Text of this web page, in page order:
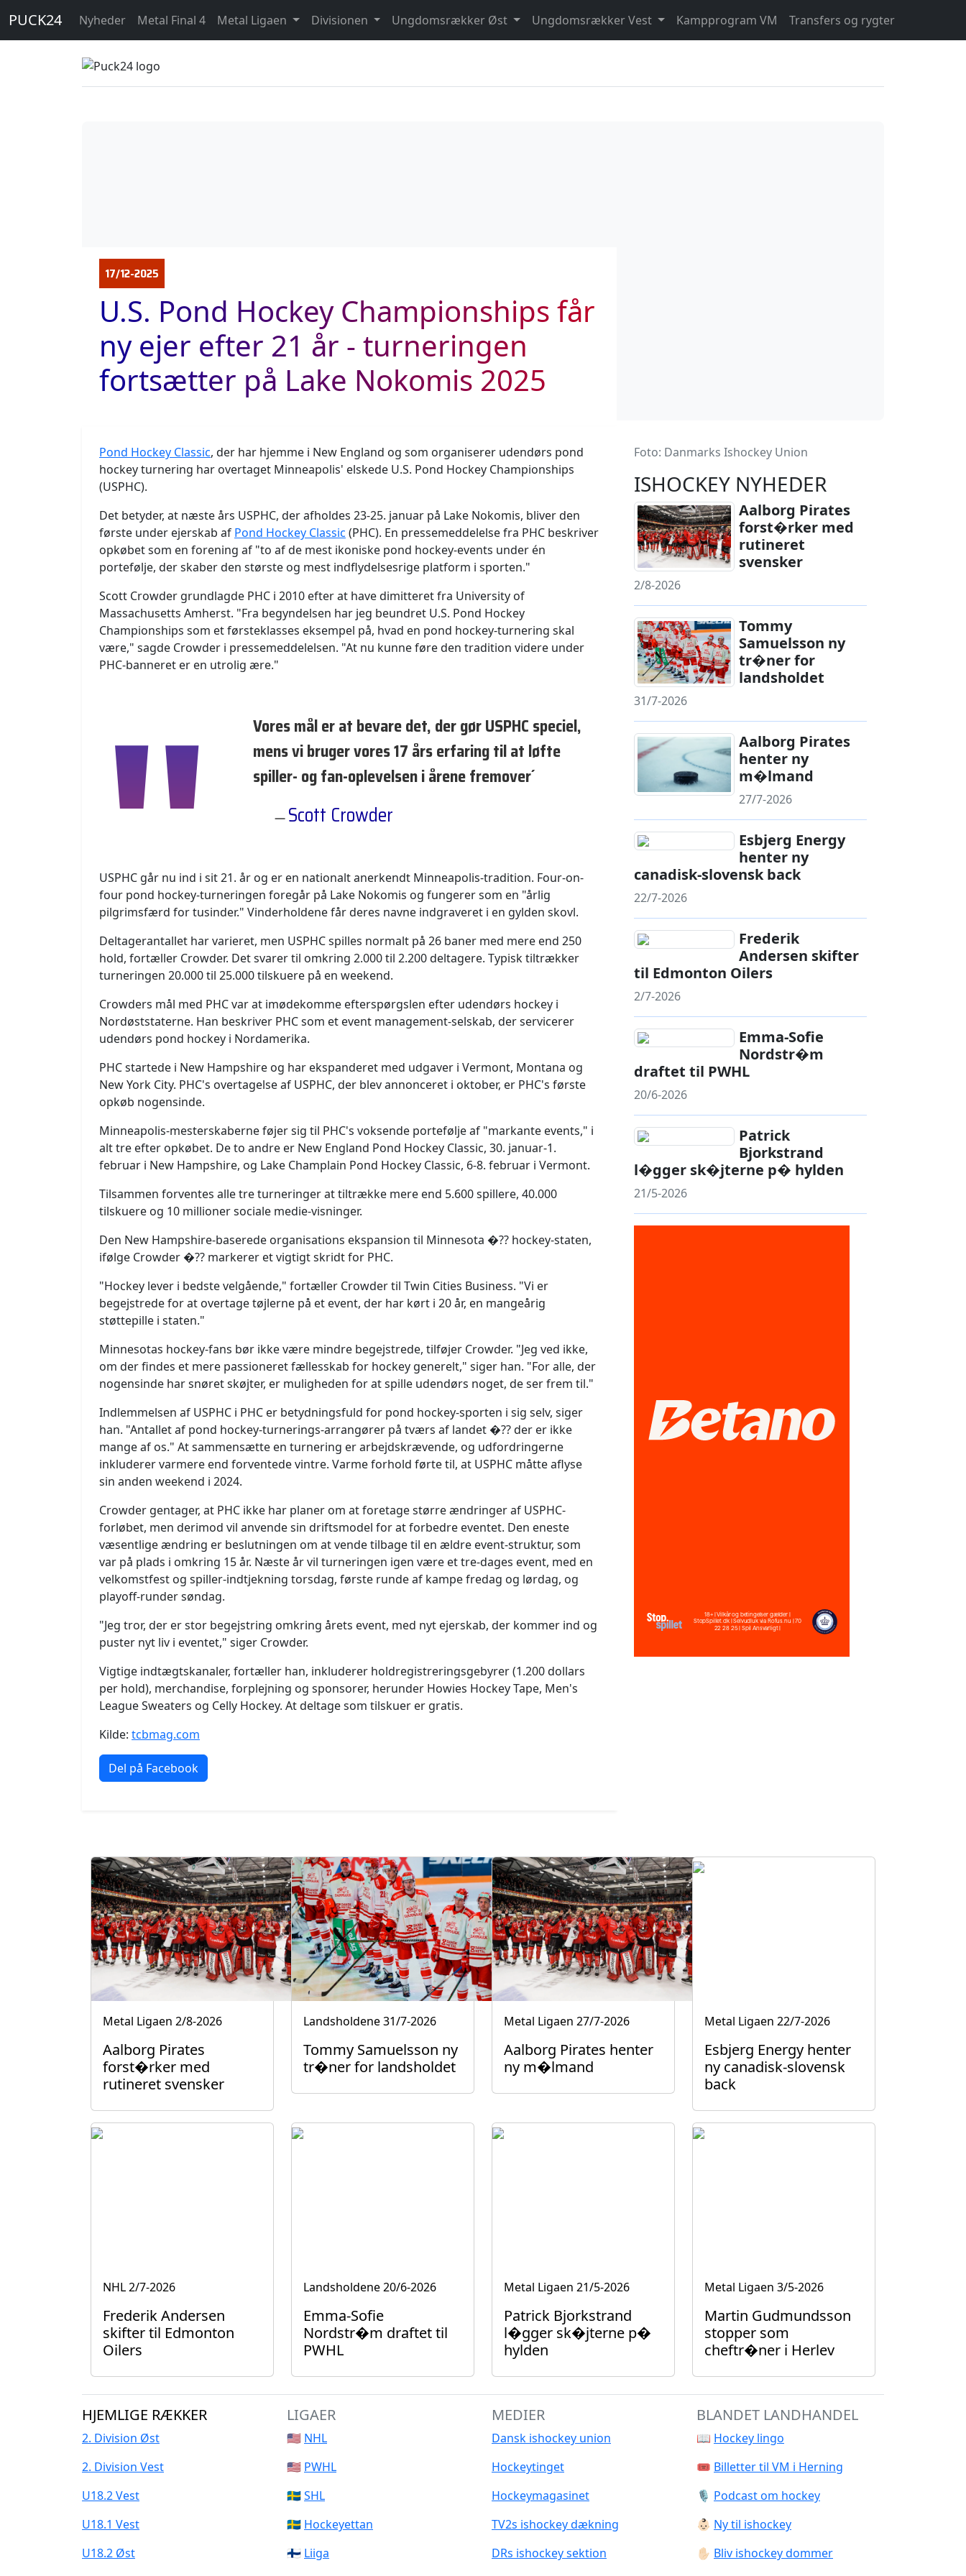
PUCK24 Nyheder Metal Final 4 Metal Ligaen Divisionen Ungdomsrækker Øst Ungdomsrækker Vest Kampprogram VM Transfers og rygter
17/12-2025
U.S. Pond Hockey Championships får
ny ejer efter 21 år - turneringen
fortsætter på Lake Nokomis 2025
Pond Hockey Classic, der har hjemme i New England og som organiserer udendørs pond
hockey turnering har overtaget Minneapolis' elskede U.S. Pond Hockey Championships
(USPHC).
Det betyder, at næste års USPHC, der afholdes 23-25. januar på Lake Nokomis, bliver den
første under ejerskab af Pond Hockey Classic (PHC). En pressemeddelelse fra PHC beskriver
opkøbet som en forening af "to af de mest ikoniske pond hockey-events under én
portefølje, der skaber den største og mest indflydelsesrige platform i sporten."
Scott Crowder grundlagde PHC i 2010 efter at have dimitteret fra University of
Massachusetts Amherst. "Fra begyndelsen har jeg beundret U.S. Pond Hockey
Championships som et førsteklasses eksempel på, hvad en pond hockey-turnering skal
være," sagde Crowder i pressemeddelelsen. "At nu kunne føre den tradition videre under
PHC-banneret er en utrolig ære."
Vores mål er at bevare det, der gør USPHC speciel,
mens vi bruger vores 17 års erfaring til at løfte
spiller- og fan-oplevelsen i årene fremover´
Scott Crowder
USPHC går nu ind i sit 21. år og er en nationalt anerkendt Minneapolis-tradition. Four-on-
four pond hockey-turneringen foregår på Lake Nokomis og fungerer som en "årlig
pilgrimsfærd for tusinder." Vinderholdene får deres navne indgraveret i en gylden skovl.
Deltagerantallet har varieret, men USPHC spilles normalt på 26 baner med mere end 250
hold, fortæller Crowder. Det svarer til omkring 2.000 til 2.200 deltagere. Typisk tiltrækker
turneringen 20.000 til 25.000 tilskuere på en weekend.
Crowders mål med PHC var at imødekomme efterspørgslen efter udendørs hockey i
Nordøststaterne. Han beskriver PHC som et event management-selskab, der servicerer
udendørs pond hockey i Nordamerika.
PHC startede i New Hampshire og har ekspanderet med udgaver i Vermont, Montana og
New York City. PHC's overtagelse af USPHC, der blev annonceret i oktober, er PHC's første
opkøb nogensinde.
Minneapolis-mesterskaberne føjer sig til PHC's voksende portefølje af "markante events," i
alt tre efter opkøbet. De to andre er New England Pond Hockey Classic, 30. januar-1.
februar i New Hampshire, og Lake Champlain Pond Hockey Classic, 6-8. februar i Vermont.
Tilsammen forventes alle tre turneringer at tiltrække mere end 5.600 spillere, 40.000
tilskuere og 10 millioner sociale medie-visninger.
Den New Hampshire-baserede organisations ekspansion til Minnesota �?? hockey-staten,
ifølge Crowder �?? markerer et vigtigt skridt for PHC.
"Hockey lever i bedste velgående," fortæller Crowder til Twin Cities Business. "Vi er
begejstrede for at overtage tøjlerne på et event, der har kørt i 20 år, en mangeårig
støttepille i staten."
Minnesotas hockey-fans bør ikke være mindre begejstrede, tilføjer Crowder. "Jeg ved ikke,
om der findes et mere passioneret fællesskab for hockey generelt," siger han. "For alle, der
nogensinde har snøret skøjter, er muligheden for at spille udendørs noget, de ser frem til."
Indlemmelsen af USPHC i PHC er betydningsfuld for pond hockey-sporten i sig selv, siger
han. "Antallet af pond hockey-turnerings-arrangører på tværs af landet �?? der er ikke
mange af os." At sammensætte en turnering er arbejdskrævende, og udfordringerne
inkluderer varmere end forventede vintre. Varme forhold førte til, at USPHC måtte aflyse
sin anden weekend i 2024.
Crowder gentager, at PHC ikke har planer om at foretage større ændringer af USPHC-
forløbet, men derimod vil anvende sin driftsmodel for at forbedre eventet. Den eneste
væsentlige ændring er beslutningen om at vende tilbage til en ældre event-struktur, som
var på plads i omkring 15 år. Næste år vil turneringen igen være et tre-dages event, med en
velkomstfest og spiller-indtjekning torsdag, første runde af kampe fredag og lørdag, og
playoff-runder søndag.
"Jeg tror, der er stor begejstring omkring årets event, med nyt ejerskab, der kommer ind og
puster nyt liv i eventet," siger Crowder.
Vigtige indtægtskanaler, fortæller han, inkluderer holdregistreringsgebyrer (1.200 dollars
per hold), merchandise, forplejning og sponsorer, herunder Howies Hockey Tape, Men's
League Sweaters og Celly Hockey. At deltage som tilskuer er gratis.
Kilde: tcbmag.com
Del på Facebook
Foto: Danmarks Ishockey Union
ISHOCKEY NYHEDER
Aalborg Pirates
forst�rker med
rutineret
svensker
2/8-2026
Tommy
Samuelsson ny
tr�ner for
landsholdet
31/7-2026
Aalborg Pirates
henter ny
m�lmand
27/7-2026
Esbjerg Energy
henter ny
canadisk-slovensk back
22/7-2026
Frederik
Andersen skifter
til Edmonton Oilers
2/7-2026
Emma-Sofie
Nordstr�m
draftet til PWHL
20/6-2026
Patrick
Bjorkstrand
l�gger sk�jterne p� hylden
21/5-2026
Metal Ligaen 2/8-2026
Aalborg Pirates
forst�rker med
rutineret svensker
Landsholdene31/7-2026
Tommy Samuelsson ny
tr�ner for landsholdet
Metal Ligaen 27/7-2026
Aalborg Pirates henter
ny m�lmand
Metal Ligaen 22/7-2026
Esbjerg Energy henter
ny canadisk-slovensk
back
NHL2/7-2026
Frederik Andersen
skifter til Edmonton
Oilers
Landsholdene20/6-2026
Emma-Sofie
Nordstr�m draftet til
PWHL
Metal Ligaen 21/5-2026
Patrick Bjorkstrand
l�gger sk�jterne p�
hylden
Metal Ligaen 3/5-2026
Martin Gudmundsson
stopper som
cheftr�ner i Herlev
HJEMLIGE RÆKKER
2. Division Øst
2. Division Vest
U18.2 Vest
U18.1 Vest
U18.2 Øst
LIGAER
🇺🇸 NHL
🇺🇸 PWHL
🇸🇪SHL
🇸🇪 Hockeyettan
🇫🇮 Liiga
MEDIER
Dansk ishockey union
Hockeytinget
Hockeymagasinet
TV2s ishockey dækning
DRs ishockey sektion
BLANDET LANDHANDEL
📖 Hockey lingo
🎟️ Billetter til VM i Herning
🎙️ Podcast om hockey
👶🏻 Ny til ishockey
✋🏻 Bliv ishockey dommer